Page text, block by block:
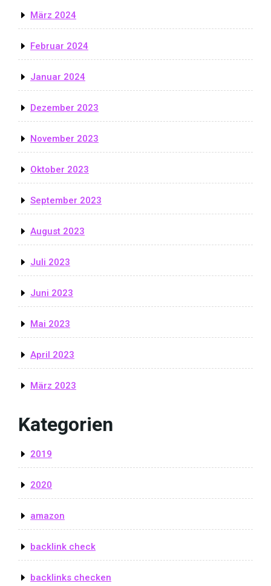
März 2024
Februar 2024
Januar 2024
Dezember 2023
November 2023
Oktober 2023
September 2023
August 2023
Juli 2023
Juni 2023
Mai 2023
April 2023
März 2023
Kategorien
2019
2020
amazon
backlink check
backlinks checken